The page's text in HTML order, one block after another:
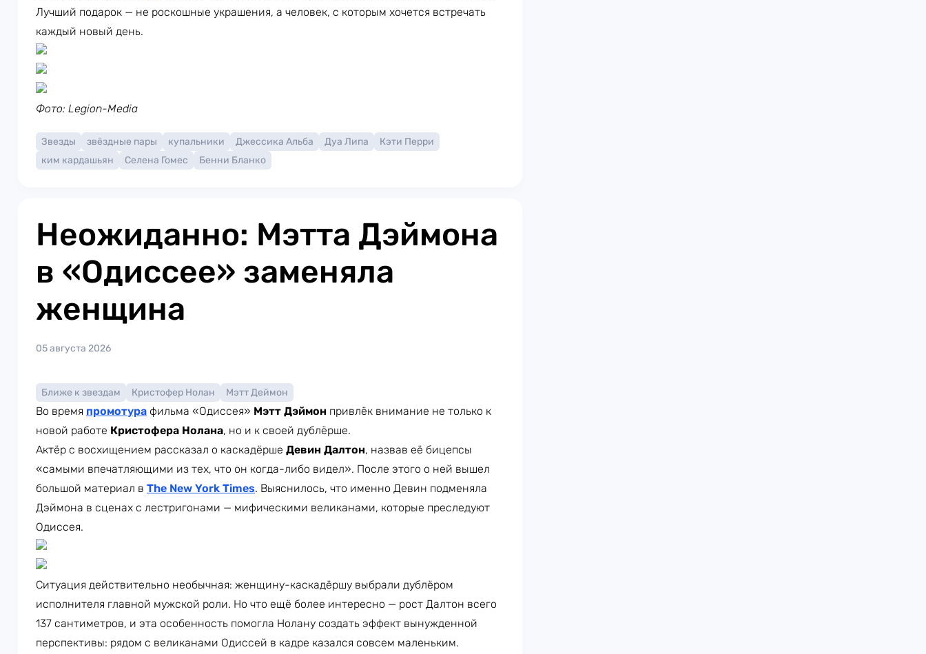
Лучший подарок — не роскошные украшения, а человек, с которым хочется встречать
каждый новый день.
Фото: Legion-Media
Звезды звёздные пары купальники Джессика Альба Дуа Липа
Кэти Перри
ким кардашьян
Селена Гомес Бенни Бланко
Неожиданно: Мэтта Дэймона
в «Одиссее» заменяла
женщина
05 августа 2026
Ближе к звездам Кристофер Нолан Мэтт Деймон
Во время промотура фильма «Одиссея» Мэтт Дэймон привлёк внимание не только к
новой работе Кристофера Нолана, но и к своей дублёрше.
Актёр с восхищением рассказал о каскадёрше Девин Далтон, назвав её бицепсы
«самыми впечатляющими из тех, что он когда-либо видел». После этого о ней вышел
большой материал в The New York Times. Выяснилось, что именно Девин подменяла
Дэймона в сценах с лестригонами — мифическими великанами, которые преследуют
Одиссея.
Ситуация действительно необычная: женщину-каскадёршу выбрали дублёром
исполнителя главной мужской роли. Но что ещё более интересно — рост Далтон всего
137 сантиметров, и эта особенность помогла Нолану создать эффект вынужденной
перспективы: рядом с великанами Одиссей в кадре казался совсем маленьким.